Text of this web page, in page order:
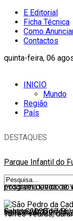
E Editorial
Ficha Técnica
Como
Contactos
quinta-feira, 06
INICIO
Mundo
Região
País
DESTAQUES
Parque Infantil do
possível devido ao
agosto 2026 17:56
Programa Onda de
Santa Cruz (Torres
Faleceu António